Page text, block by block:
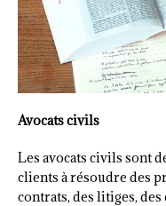
Avocats civils
Les avocats civils sont
clients à résoudre des
contrats, des litiges,